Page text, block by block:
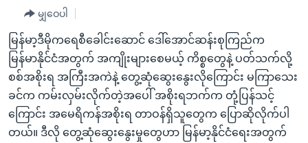
အကြောင်းအရာ
သို့
ကျော်
ကြည့်
ပင်မ
အစ္စရေး-ပါလက်စတိုင်း
ရပ်ဝန်းတခု လမ်းတခု အလွန်
အင်္ဂလိပ်စာလေ့လာမယ်
အမေရိကန်သုံးအီဒီယံ
မကြေးမုံရဲ့ အင်္ဂလိပ်စာ
ရုပ်ရှင်ထဲက အင်္ဂလိပ်စာ
အပတ်စဉ်ကဏ္ဍများ
ရေဒီယို
တီဗွီ
ရေဒီယိုနှင့်ရုပ်သံ အချက်အလက်များ
ရေဒီယို/တီဗွီအစီအစဉ်
မျှဝေပါ
မြန်မာ့ဒီမိုကရေစီခေါင်းဆောင် ဒေါ်အောင်ဆန်းစုကြည်က
မြန်မာနိုင်ငံအတွက် အကျိုးများစေမယ့် ကိစ္စတွေနဲ့ ပတ်သက်လို့
စစ်အစိုးရ အကြီးအကဲနဲ့ တွေ့ဆုံဆွေးနွေးလိုကြောင်း မကြာသေး
ခင်က ကမ်းလှမ်းလိုက်တဲ့အပေါ် အစိုးရဘက်က တုံ့ပြန်သင့်
ကြောင်း အမေရိကန်အစိုးရ တာဝန်ရှိသူတွေက ပြောဆိုလိုက်ပါ
တယ်။ ဒီလို တွေ့ဆုံဆွေးနွေးမှုတွေဟာ မြန်မာ့နိုင်ငံရေးအတွက်